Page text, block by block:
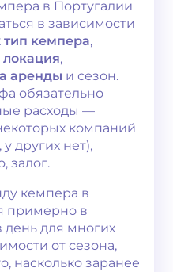
в Португалии
в зависимости
тип кемпера,
локация,
аренды и сезон.
обязательно
расходы —
компаний
других нет),
залог.
кемпера в
примерно в
день для многих
от сезона,
насколько заранее